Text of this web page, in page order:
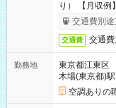
り） 【月収例
合）交通費別途
交通費 交通費
勤務地
東京都江東区
木場(東京都)駅
空調ありの